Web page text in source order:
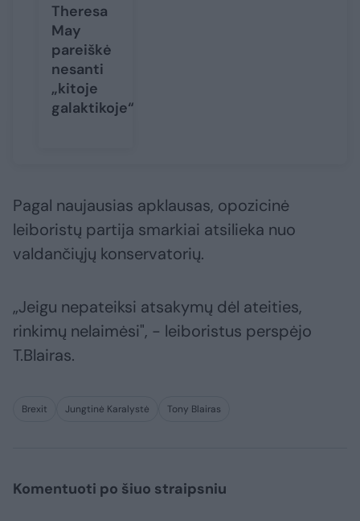
Theresa
May
pareiškė
nesanti
„kitoje
galaktikoje“
Pagal naujausias apklausas, opozicinė
leiboristų partija smarkiai atsilieka nuo
valdančiųjų konservatorių.
„Jeigu nepateiksi atsakymų dėl ateities,
rinkimų nelaimėsi", - leiboristus perspėjo
T.Blairas.
Brexit Jungtinė Karalystė Tony Blairas
Komentuoti po šiuo straipsniu